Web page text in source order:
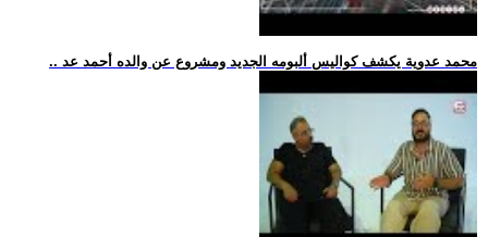
.. محمد عدوية يكشف كواليس ألبومه الجديد ومشروع عن والده أحمد عد